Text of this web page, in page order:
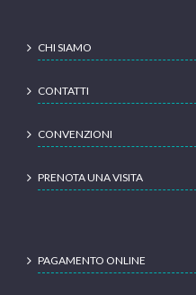
CHI SIAMO
CONTATTI
CONVENZIONI
PRENOTA UNA VISITA
PAGAMENTO ONLINE